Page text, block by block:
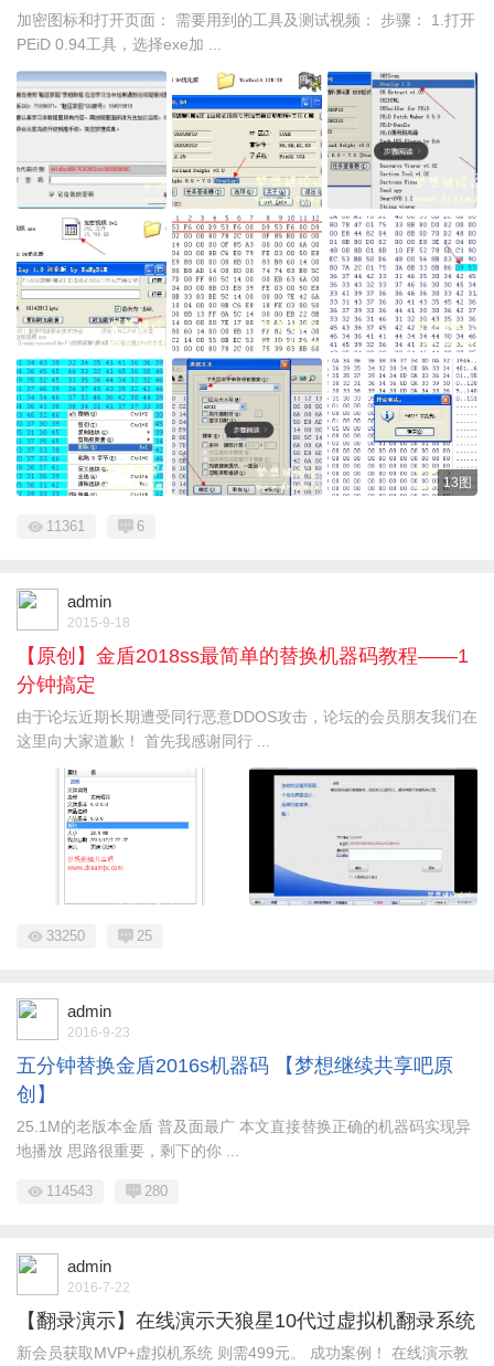
加密图标和打开页面： 需要用到的工具及测试视频： 步骤： 1.打开
PEiD 0.94工具，选择exe加 ...
13图
11361 6
admin
2015-9-18
【原创】金盾2018ss最简单的替换机器码教程——1
分钟搞定
由于论坛近期长期遭受同行恶意DDOS攻击，论坛的会员朋友我们在
这里向大家道歉！ 首先我感谢同行 ...
33250 25
admin
2016-9-23
五分钟替换金盾2016s机器码 【梦想继续共享吧原
创】
25.1M的老版本金盾 普及面最广 本文直接替换正确的机器码实现异
地播放 思路很重要，剩下的你 ...
114543 280
admin
2016-7-22
【翻录演示】在线演示天狼星10代过虚拟机翻录系统
新会员获取MVP+虚拟机系统 则需499元。 成功案例！ 在线演示教